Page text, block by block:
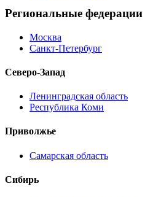
Региональные федерации
Москва
Санкт-Петербург
Северо-Запад
Ленинградская область
Республика Коми
Приволжье
Самарская область
Сибирь